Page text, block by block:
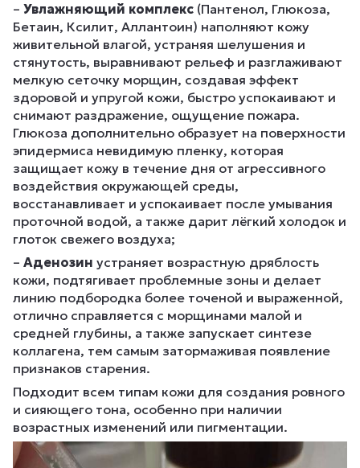
– Увлажняющий комплекс (Пантенол, Глюкоза,
Бетаин, Ксилит, Аллантоин) наполняют кожу
живительной влагой, устраняя шелушения и
стянутость, выравнивают рельеф и разглаживают
мелкую сеточку морщин, создавая эффект
здоровой и упругой кожи, быстро успокаивают и
снимают раздражение, ощущение пожара.
Глюкоза дополнительно образует на поверхности
эпидермиса невидимую пленку, которая
защищает кожу в течение дня от агрессивного
воздействия окружающей среды,
восстанавливает и успокаивает после умывания
проточной водой, а также дарит лёгкий холодок и
глоток свежего воздуха;
– Аденозин устраняет возрастную дряблость
кожи, подтягивает проблемные зоны и делает
линию подбородка более точеной и выраженной,
отлично справляется с морщинами малой и
средней глубины, а также запускает синтезе
коллагена, тем самым затормаживая появление
признаков старения.
Подходит всем типам кожи для создания ровного
и сияющего тона, особенно при наличии
возрастных изменений или пигментации.